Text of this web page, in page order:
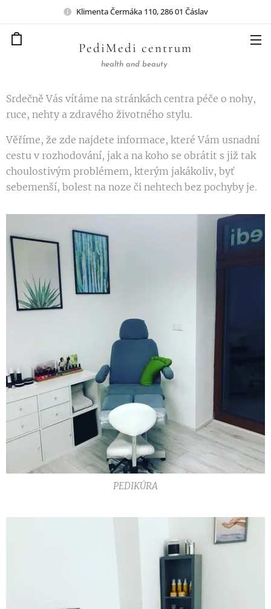
Klimenta Čermáka 110, 286 01 Čáslav
PediMedi centrum
health and beauty
Srdečně Vás vítáme na stránkách centra péče o nohy,
ruce, nehty a zdravého životného stylu.
Věříme, že zde najdete informace, které Vám usnadní
cestu v rozhodování, jak a na koho se obrátit s již tak
choulostivým problémem, kterým jakákoliv, byť
sebemenší, bolest na noze či nehtech bez pochyby je.
PEDIKÚRA